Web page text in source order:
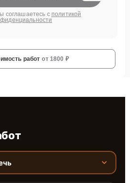
соглашаетесь с политикой
работ от 1800 ₽